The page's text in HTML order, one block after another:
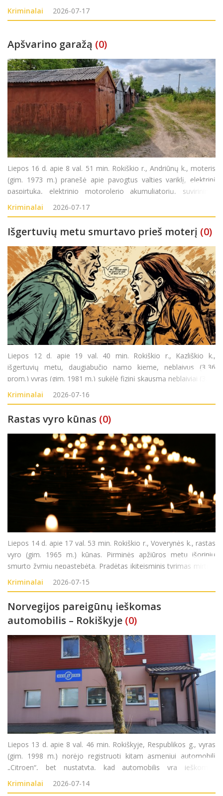
Kriminalai 2026-07-17
Apšvarino garažą (0)
Liepos 16 d. apie 8 val. 51 min. Rokiškio r., Andriūnų k., moteris
(gim. 1973 m.) pranešė apie pavogtus valties variklį, elektrinį
paspirtuką, elektrinio motorolerio akumuliatorių, suvirinimo
aparatą, orapūtę, kampinį šlifuoklį iš garažo. Turtinė žala
tikslinama. Pradėta
Kriminalai 2026-07-17
Išgertuvių metu smurtavo prieš moterį (0)
Liepos 12 d. apie 19 val. 40 min. Rokiškio r., Kazliškio k.,
išgertuvių metu, daugiabučio namo kieme, neblaivus (3,36
prom.) vyras (gim. 1981 m.) sukėlė fizinį skausmą neblaiviai (3,33
prom.) moteriai (gim. 1989 m.). Pradėtas ikiteisminis tyrimas
pagal LR BK 140 str.
Kriminalai 2026-07-16
Rastas vyro kūnas (0)
Liepos 14 d. apie 17 val. 53 min. Rokiškio r., Voverynės k., rastas
vyro (gim. 1965 m.) kūnas. Pirminės apžiūros metu išorinių
smurto žymių nepastebėta. Pradėtas ikiteisminis tyrimas mirties
priežasčiai nustatyti.
Kriminalai 2026-07-15
Norvegijos pareigūnų ieškomas
automobilis – Rokiškyje (0)
Liepos 13 d. apie 8 val. 46 min. Rokiškyje, Respublikos g., vyras
(gim. 1998 m.) norėjo registruoti kitam asmeniui automobilį
„Citroen“, bet nustatyta, kad automobilis yra ieškomas
Norvegijoje. Pradėtas ikiteisminis tyrimas pagal LR BK 189 str.
Kriminalai 2026-07-14